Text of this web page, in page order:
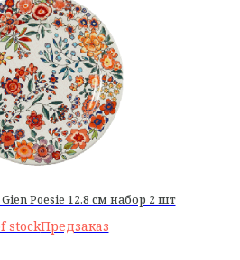
Poesie 12.8 см набор 2 шт
stock